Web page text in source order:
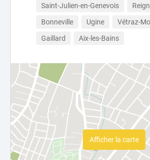
Saint-Julien-en-Genevois
Bonneville
Ugine
Vétraz-
Gaillard
Aix-les-Bains
Afficher la carte